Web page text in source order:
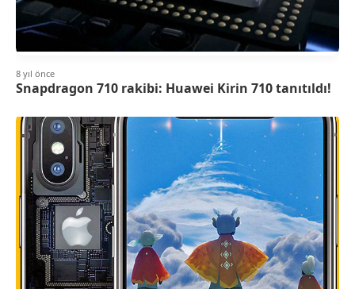
8 yıl önce
Snapdragon 710 rakibi: Huawei Kirin 710 tanıtıldı!